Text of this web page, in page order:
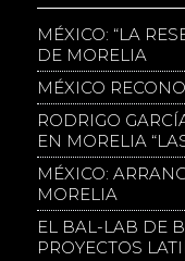
MÉXICO: “LA
DE MORELIA
MÉXICO
RODRIGO
EN MORELIA
MÉXICO:
MORELIA
EL BAL-LAB DE
PROYECTOS